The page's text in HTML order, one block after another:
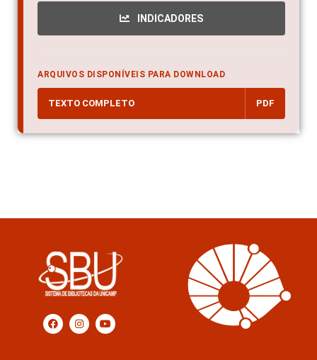
INDICADORES
ARQUIVOS DISPONÍVEIS PARA DOWNLOAD
TEXTO COMPLETO PDF